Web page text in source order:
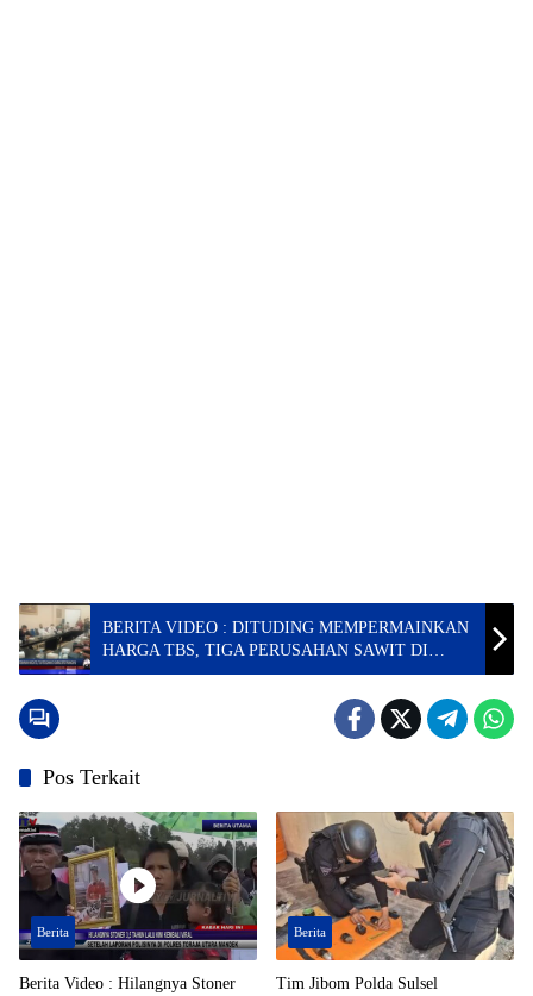
BERITA VIDEO : DITUDING MEMPERMAINKAN
HARGA TBS, TIGA PERUSAHAN SAWIT DI
HEARING DPRD PASANGKAYU
Pos Terkait
Berita
Berita Video : Hilangnya Stoner
Berita
Tim Jibom Polda Sulsel